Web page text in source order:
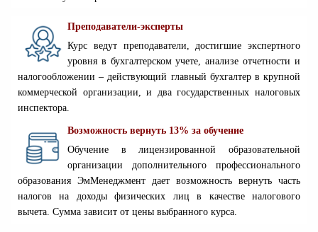
Преподаватели-эксперты
Курс ведут преподаватели, достигшие экспертного
уровня в бухгалтерском учете, анализе отчетности и
налогообложении – действующий главный бухгалтер в крупной
коммерческой организации, и два государственных налоговых
инспектора.
Возможность вернуть 13% за обучение
Обучение в лицензированной образовательной
организации дополнительного профессионального
образования ЭмМенеджмент дает возможность вернуть часть
налогов на доходы физических лиц в качестве налогового
вычета. Сумма зависит от цены выбранного курса.